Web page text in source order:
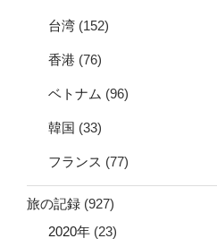
台湾 (152)
香港 (76)
ベトナム (96)
韓国 (33)
フランス (77)
旅の記録 (927)
2020年 (23)